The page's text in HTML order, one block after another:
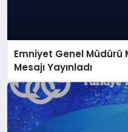
Emniyet Genel Müdürü
Mesajı Yayınladı